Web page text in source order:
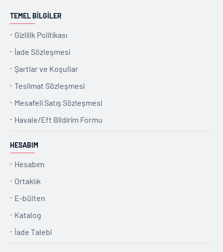
TEMEL BILGILER
Gizlilik Politikası
İade Sözleşmesi
Şartlar ve Koşullar
Teslimat Sözleşmesi
Mesafeli Satış Sözleşmesi
Havale/Eft Bildirim Formu
HESABIM
Hesabım
Ortaklık
E-bülten
Katalog
İade Talebi